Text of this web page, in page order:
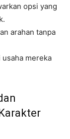
opsi yang
arahan tanpa
mereka